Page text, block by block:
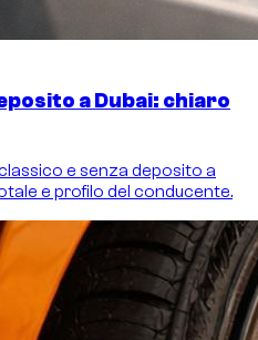
a Dubai: chiaro
e senza deposito a
e profilo del conducente.